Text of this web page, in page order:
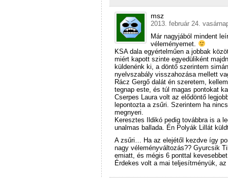
msz
2013. február 24.
Már nagyjából mindent
véleményemet.
KSA dala egyértelműen a jobbak
miért kapott szinte egyedüliként
küldenénk ki, a döntő szerintem
nyelvszabály visszahozása mellett
Rácz Gergő dalát én szeretem,
tegnap este, és túl magas pontokat
Cserpes Laura volt az elődöntő
lepontozta a zsűri. Szerintem ha
megnyeri.
Keresztes Ildikó pedig továbbra is a
unalmas ballada. Én Polyák Lillát
A zsűri… Ha az elejétől kezdve így
nagy véleményváltozás?? Gyurcsik
emiatt, és mégis 6 ponttal
Érdekes volt a mai teljesítményük,